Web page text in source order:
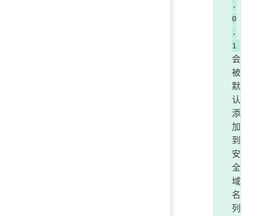
.
0
.
1
会
被
默
认
添
加
到
安
全
域
名
列